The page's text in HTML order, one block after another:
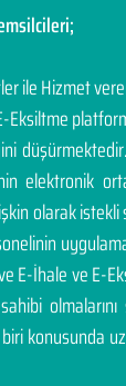
ile Hizmet
elektronik
olarak istekli
E-İhale ve E-
biri